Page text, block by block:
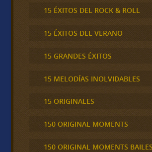
15 ÉXITOS DEL ROCK & ROLL
15 ÉXITOS DEL VERANO
15 GRANDES ÉXITOS
15 MELODÍAS INOLVIDABLES
15 ORIGINALES
150 ORIGINAL MOMENTS
150 ORIGINAL MOMENTS